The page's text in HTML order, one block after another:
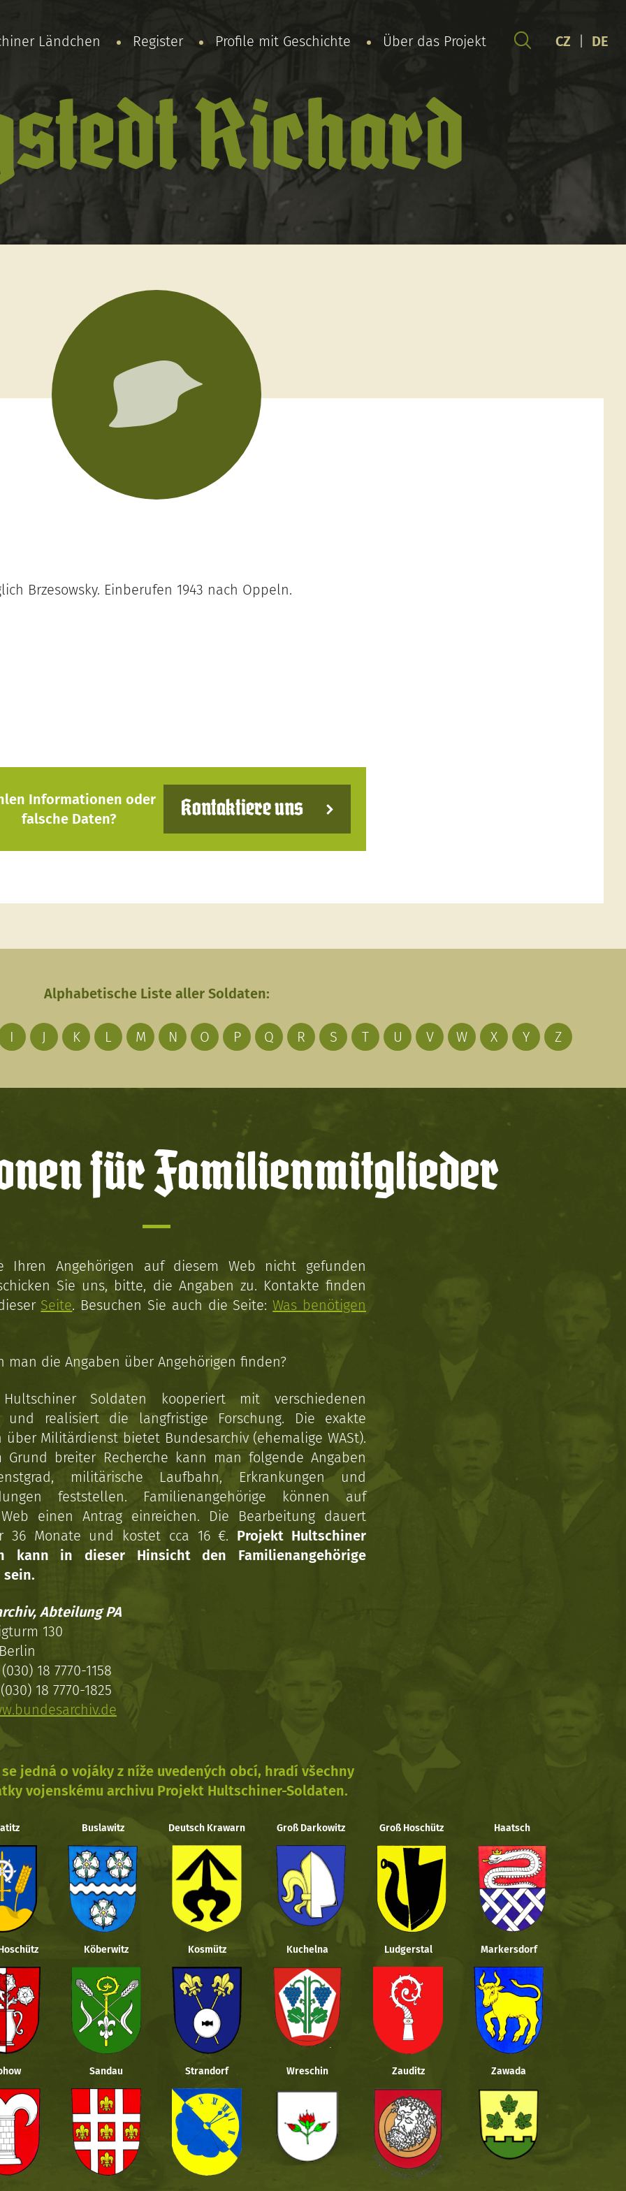
Ländchen Register Profile mit Geschichte Über das Projekt CZ DE
Richard
Brzesowsky. Einberufen 1943 nach Oppeln.
Informationen oder
falsche Daten?
Kontaktiere uns
Alphabetische Liste aller Soldaten:
I J K L M N O P Q R S T U V W X Y Z
für Familienmitglieder
Ihren Angehörigen auf diesem Web nicht gefunden
Sie uns, bitte, die Angaben zu. Kontakte finden
Seite. Besuchen Sie auch die Seite:Was benötigen
man die Angaben über Angehörigen finden?
Soldaten kooperiert mit verschiedenen
und realisiert die langfristige Forschung. Die exakte
über Militärdienst bietet Bundesarchiv (ehemalige WASt).
Grund breiter Recherche kann man folgende Angaben
militärische Laufbahn, Erkrankungen und
feststellen. Familienangehörige können auf
einen Antrag einreichen. Die Bearbeitung dauert
36 Monate und kostet cca 16 €. Projekt Hultschiner
kann in dieser Hinsicht den Familienangehörige
Abteilung PA
130
18 7770-1158
18 7770-1825
jedná o vojáky z níže uvedených obcí, hradí všechny
vojenskému archivu Projekt Hultschiner-Soldaten.
Buslawitz Deutsch Krawarn Groß Darkowitz Groß Hoschütz Haatsch
Köberwitz Kosmütz Kuchelna Ludgerstal Markersdorf
Sandau Strandorf Wreschin Zauditz Zawada